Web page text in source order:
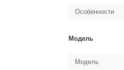
Особенности
Модель
Модель